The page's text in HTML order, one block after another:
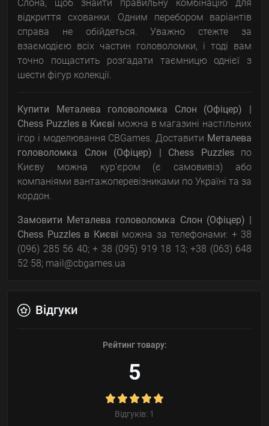
Слона, щоб знайти правильну комбінацію для
відкриття схованки. Одним перебором варіантів
справа не обійдеться. Уважно стежте за
взаємодією всіх частин головоломки, і тоді вам
точно пощастить розгадати таємницю однієї з
шести фігур колекції.
Купити Металева головоломка Слон (Офіцер) |
Chess Puzzles в Києві можна в магазині настільних
ігор і моделювання CBGames. Доставити Металева
головоломка Слон (Офіцер) | Chess Puzzles
по
Києву можна кур'єром (є самовивіз) або
компаніями вантажоперевізниками по Україні та за
кордон.
Замовити Металева головоломка Слон (Офіцер) |
Chess Puzzlesв Києві можна за телефонами: + 38
(096) 285 56 40; + 38 (095) 919 18 13; +38 (063) 648
52 58; mail@cbgames.ua
Відгуки
Рейтинг товару:
5
Відгуків: 1